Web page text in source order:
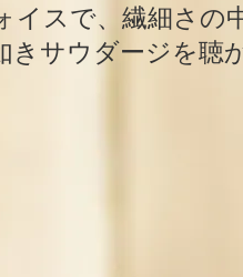
イスで、繊細さの
きサウダージを聴